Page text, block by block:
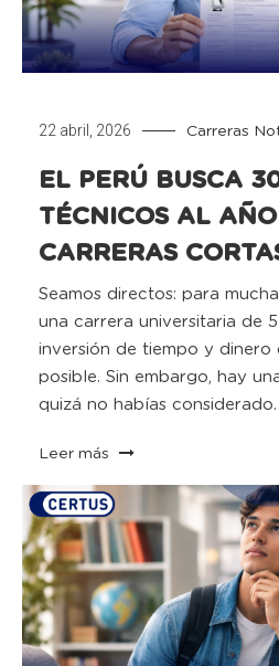
22 abril, 2026 Carreras
EL PERÚ BUSCA
TÉCNICOS AL
CARRERAS
Seamos directos: para
una carrera universitaria de
inversión de tiempo y dinero
posible. Sin embargo, hay
quizá no habías considerado.
Leer más